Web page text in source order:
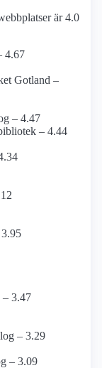
är 4.0
4.67
Gotland –
– 4.47
– 4.44
– 3.47
– 3.29
– 3.09